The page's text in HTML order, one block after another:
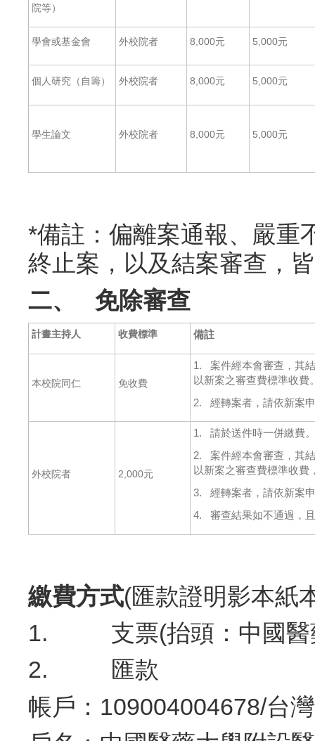
院等）
學會或基金會 外校院者 8,000元 5,000元
個人研究（自籌） 外校院者 8,000元 5,000元
學生論文 外校院者 8,000元 5,000元
*備註：偏離案通報、嚴重
終止案，以及結案審查，
二、 免除審查
計畫主持人 收費標準 備註
本校院同仁 免收費
1. 案件經本會審查，其
以新案之審查費標準收費
2. 經轉案者，請依新案
外校院者 2,000元
1. 請於送件時一併繳費。
2. 案件經本會審查，其
以新案之審查費標準收
3. 經轉案者，請依新案
4. 審查結果如不通過，
繳費方式(匯款證明影本紙
1. 支票(抬頭：中國醫
2. 匯款
帳戶：109004004678/台